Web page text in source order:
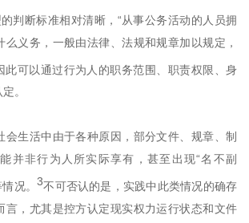
判断标准相对清晰，“从事公务活动的人员拥
么义务，一般由法律、法规和规章加以规定，
此可以通过行为人的职务范围、职责权限、身
。
会生活中由于各种原因，部分文件、规章、制
并非行为人所实际享有，甚至出现“名不副
情况。3不可否认的是，实践中此类情况的确存
言，尤其是控方认定现实权力运行状态和文件